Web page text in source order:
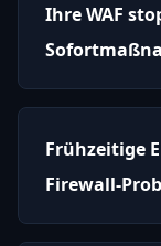
Ihre WAF
Frühzeitige
Firewall-